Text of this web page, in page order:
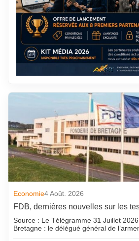
Economie4 Août. 2026
FDB, dernières nouvelles sur les
Source : Le Télégramme 31 Juillet
Bretagne : le délégué général de